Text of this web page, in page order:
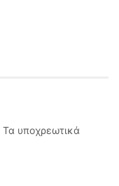
Τα υποχρεωτικά